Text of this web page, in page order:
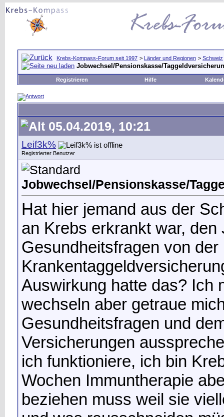
Krebs-Kompass-Forum seit 1997 > Länder und Regionen > Schweiz
Jobwechsel/Pensionskasse/
Registrieren Hilfe
05.04.2019, 10:21
Leif3k%
Registrierter Benutzer
Jobwechsel/Pensionskasse/
Hat hier jemand aus der
an Krebs erkrankt war,
Gesundheitsfragen von
Auswirkung hatte das? Ich
wechseln aber getraue
Gesundheitsfragen und
Versicherungen
ich funktioniere, ich bin
Wochen Immuntherapie
beziehen muss weil sie